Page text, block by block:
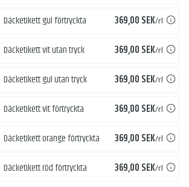
Däcketikett gul förtryckta Pris
369,00 SEK/rl
Däcketikett vit utan tryck Pris
369,00 SEK/rl
Däcketikett gul utan tryck Pris
369,00 SEK/rl
Däcketikett vit förtryckta Pris
369,00 SEK/rl
Däcketikett orange förtryckta Pris
369,00 SEK/rl
Däcketikett röd förtryckta Pris
369,00 SEK/rl